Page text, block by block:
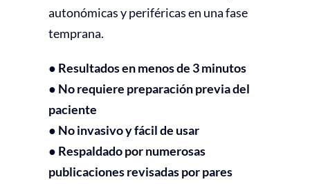
autonómicas y periféricas en una fase
temprana.
● Resultados en menos de 3 minutos
● No requiere preparación previa del
paciente
● No invasivo y fácil de usar
● Respaldado por numerosas
publicaciones revisadas por pares